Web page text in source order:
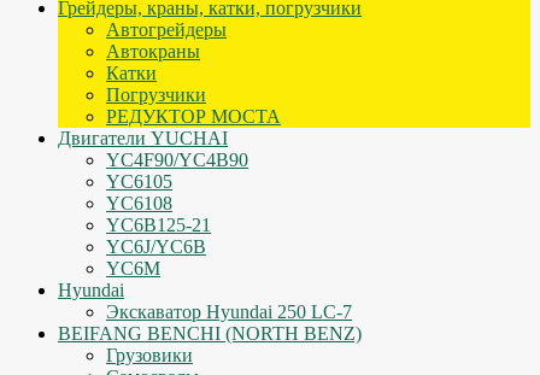
Грейдеры, краны, катки, погрузчики
Автогрейдеры
Автокраны
Катки
Погрузчики
РЕДУКТОР МОСТА
Двигатели YUCHAI
YC4F90/YC4B90
YC6105
YC6108
YC6B125-21
YC6J/YC6B
YC6M
Hyundai
Экскаватор Hyundai 250 LC-7
BEIFANG BENCHI (NORTH BENZ)
Грузовики